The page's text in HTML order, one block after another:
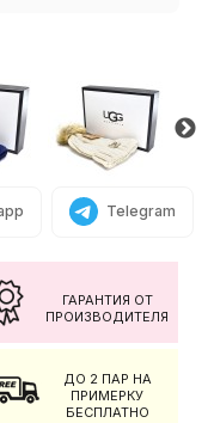
Telegram
ГАРАНТИЯ ОТ
ПРОИЗВОДИТЕЛЯ
ДО 2 ПАР НА
ПРИМЕРКУ
БЕСПЛАТНО